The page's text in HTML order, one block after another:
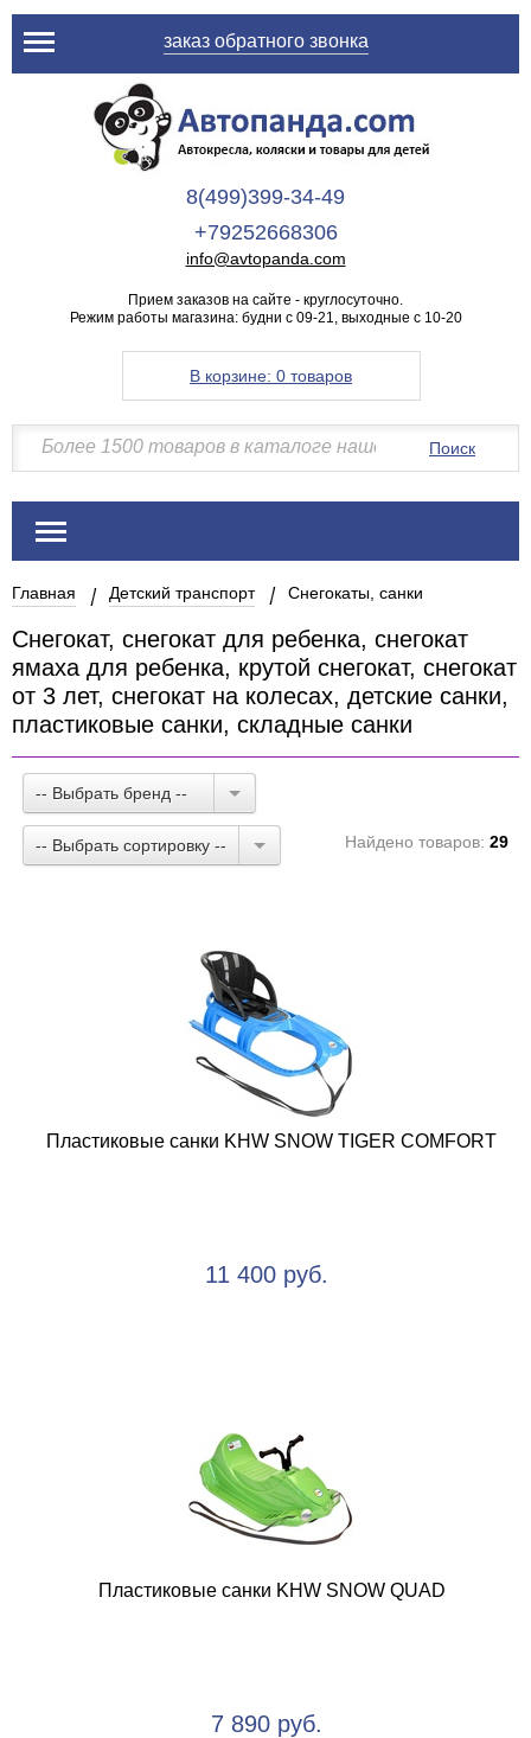
заказ обратного звонка
8(499)399-34-49
+79252668306
info@avtopanda.com
Прием заказов на сайте - круглосуточно.
Режим работы магазина: будни с 09-21, выходные с 10-20
В корзине: 0 товаров
Поиск
Главная Детский транспорт Снегокаты, санки
Снегокат, снегокат для ребенка, снегокат
ямаха для ребенка, крутой снегокат, снегокат
от 3 лет, снегокат на колесах, детские санки,
пластиковые санки, складные санки
-- Выбрать бренд --
-- Выбрать сортировку -- Найдено товаров: 29
Пластиковые санки KHW SNOW TIGER COMFORT
11 400 руб.
Пластиковые санки KHW SNOW QUAD
7 890 руб.